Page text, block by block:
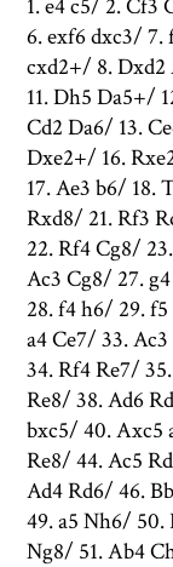
1. e4 c5/ 2. Cf3
6. exf6 dxc3/ 7.
cxd2+/ 8.
11. Dh5 Da5+/
Cd2 Da6/ 13.
Dxe2+/ 16.
17. Ae3 b6/ 18.
Rxd8/ 21. Rf3
22. Rf4 Cg8/
Ac3 Cg8/ 27.
28. f4 h6/ 29.
a4 Ce7/ 33.
34. Rf4 Re7/
Re8/ 38. Ad6
bxc5/ 40. Axc5
Re8/ 44. Ac5
Ad4 Rd6/ 46.
49. a5 Nh6/ 50.
Ng8/ 51. Ab4